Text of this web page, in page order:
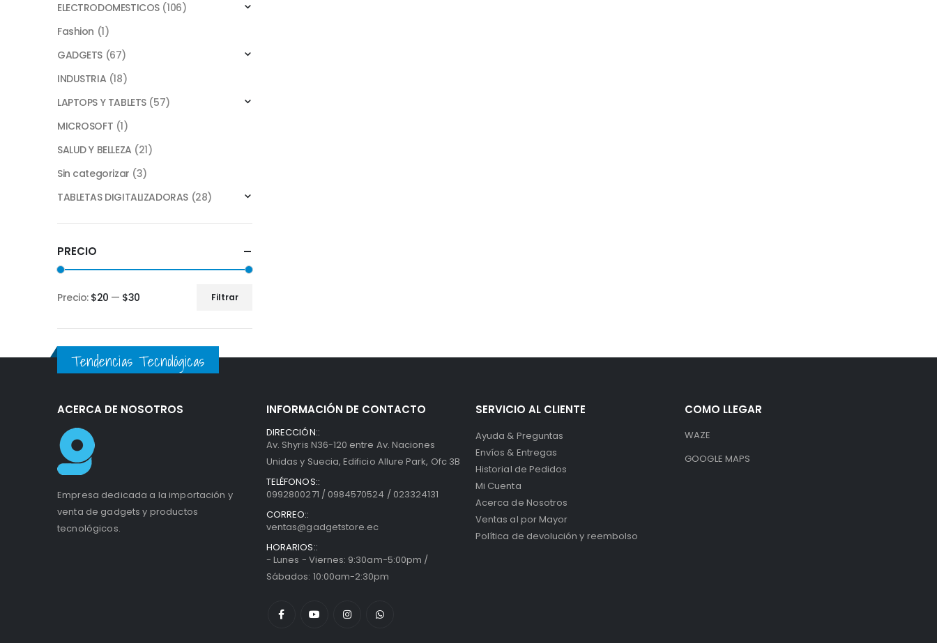
ELECTRODOMESTICOS (106)
Fashion (1)
GADGETS (67)
INDUSTRIA (18)
LAPTOPS Y TABLETS (57)
MICROSOFT (1)
SALUD Y BELLEZA (21)
Sin categorizar (3)
TABLETAS DIGITALIZADORAS (28)
PRECIO
Filtrar
Precio: $20 — $30
Tendencias Tecnológicas
ACERCA DE NOSOTROS
Empresa dedicada a la importación y
venta de gadgets y productos
tecnológicos.
INFORMACIÓN DE CONTACTO
DIRECCIÓN::
Av. Shyris N36-120 entre Av. Naciones
Unidas y Suecia, Edificio Allure Park, Ofc 3B
TELÉFONOS::
0992800271 / 0984570524 / 023324131
CORREO::
ventas@gadgetstore.ec
HORARIOS::
- Lunes - Viernes: 9:30am-5:00pm /
Sábados: 10:00am-2:30pm
SERVICIO AL CLIENTE
Ayuda & Preguntas
Envíos & Entregas
Historial de Pedidos
Mi Cuenta
Acerca de Nosotros
Ventas al por Mayor
Política de devolución y reembolso
COMO LLEGAR
WAZE
GOOGLE MAPS